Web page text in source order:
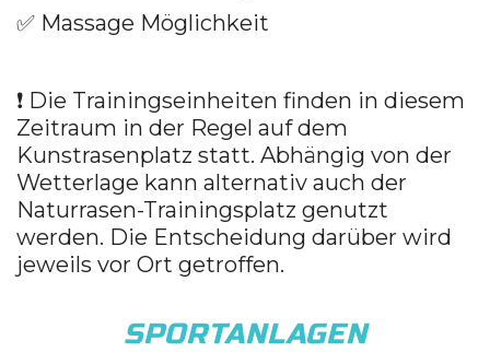
✅ Massage Möglichkeit
❗ Die Trainingseinheiten finden in diesem
Zeitraum in der Regel auf dem
Kunstrasenplatz statt. Abhängig von der
Wetterlage kann alternativ auch der
Naturrasen-Trainingsplatz genutzt
werden. Die Entscheidung darüber wird
jeweils vor Ort getroffen.
SPORTANLAGEN